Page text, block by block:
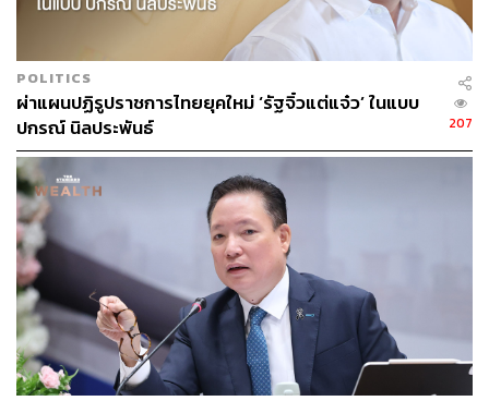
POLITICS
ผ่าแผนปฏิรูปราชการไทยยุคใหม่ ‘รัฐจิ๋วแต่แจ๋ว’ ในแบบ
ปกรณ์ นิลประพันธ์
207